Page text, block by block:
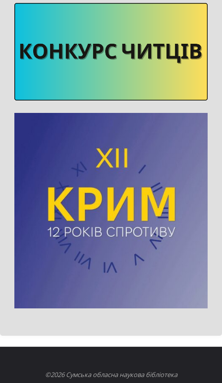
©2026 Сумська обласна наукова бібліотека